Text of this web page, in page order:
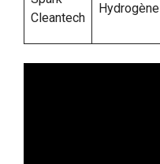
Cleantech
Hydrogène